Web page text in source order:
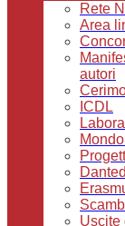
Rete
Area
autori
ICDL
Uscite